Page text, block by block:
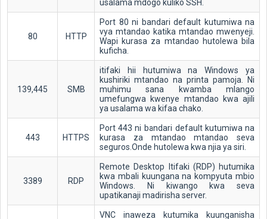
usalama mdogo kuliko SSH.
80 HTTP
Port 80 ni bandari default kutumiwa na
vya mtandao katika mtandao mwenyeji.
Wapi kurasa za mtandao hutolewa bila
kuficha.
139,445 SMB
itifaki hii hutumiwa na Windows ya
kushiriki mtandao na printa pamoja. Ni
muhimu sana kwamba mlango
umefungwa kwenye mtandao kwa ajili
ya usalama wa kifaa chako.
443 HTTPS
Port 443 ni bandari default kutumiwa na
kurasa za mtandao mtandao seva
seguros.Onde hutolewa kwa njia ya siri.
3389 RDP
Remote Desktop Itifaki (RDP) hutumika
kwa mbali kuungana na kompyuta mbio
Windows. Ni kiwango kwa seva
upatikanaji madirisha server.
VNC inaweza kutumika kuunganisha